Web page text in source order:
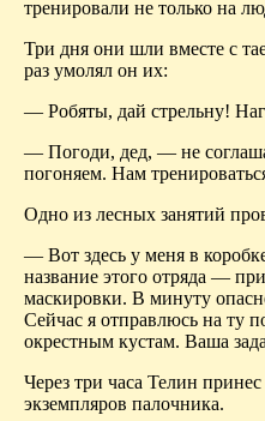
тренировали не только на
Три дня они шли вместе с
раз умолял он их:
— Робяты, дай стрельну!
— Погоди, дед, — не
погоняем. Нам
Одно из лесных занятий
— Вот здесь у меня в
название этого отряда —
маскировки. В минуту
Сейчас я отправлюсь на ту
окрестным кустам. Ваша
Через три часа Телин
экземпляров палочника.